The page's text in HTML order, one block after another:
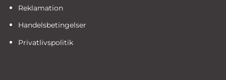
Reklamation
Handelsbetingelser
Privatlivspolitik